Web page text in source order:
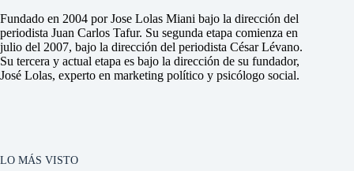
Fundado en 2004 por Jose Lolas Miani bajo la dirección del
periodista Juan Carlos Tafur. Su segunda etapa comienza en
julio del 2007, bajo la dirección del periodista César Lévano.
Su tercera y actual etapa es bajo la dirección de su fundador,
José Lolas, experto en marketing político y psicólogo social.
LO MÁS VISTO